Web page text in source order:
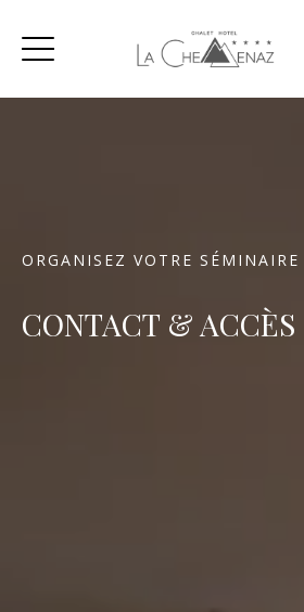
ORGANISEZ VOTRE SÉMINAIRE
CONTACT & ACCÈS